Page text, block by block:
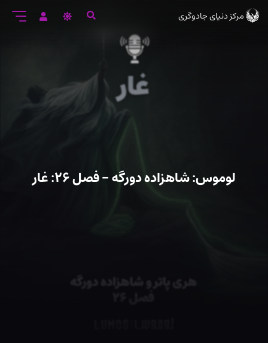
ورود
مرکز دنیای جادوگری
لوموس: شاهزاده دورگه – فصل ۲۶: غار